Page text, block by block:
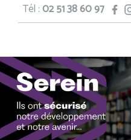
Tél :02 51 38 60 97